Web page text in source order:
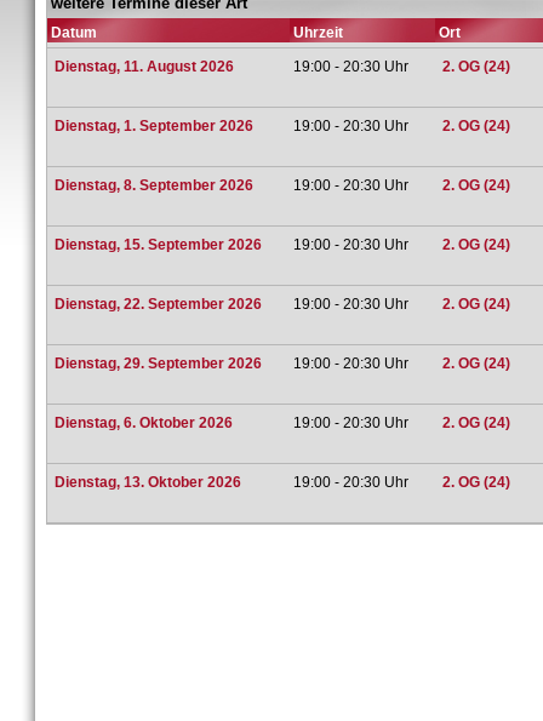
Datum Uhrzeit
Ort
Dienstag, 11. August 2026
19:00 - 20:30 Uhr 2. OG (24)
Dienstag, 1. September 2026 19:00 - 20:30 Uhr 2. OG (24)
Dienstag, 8. September 2026 19:00 - 20:30 Uhr 2. OG (24)
Dienstag, 15. September 2026 19:00 - 20:30 Uhr 2. OG (24)
Dienstag, 22. September 2026 19:00 - 20:30 Uhr 2. OG (24)
Dienstag, 29. September 2026 19:00 - 20:30 Uhr 2. OG (24)
Dienstag, 6. Oktober 2026 19:00 - 20:30 Uhr 2. OG (24)
Dienstag, 13. Oktober 2026 19:00 - 20:30 Uhr 2. OG (24)